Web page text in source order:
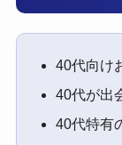
40代向け
40代が出
40代特有